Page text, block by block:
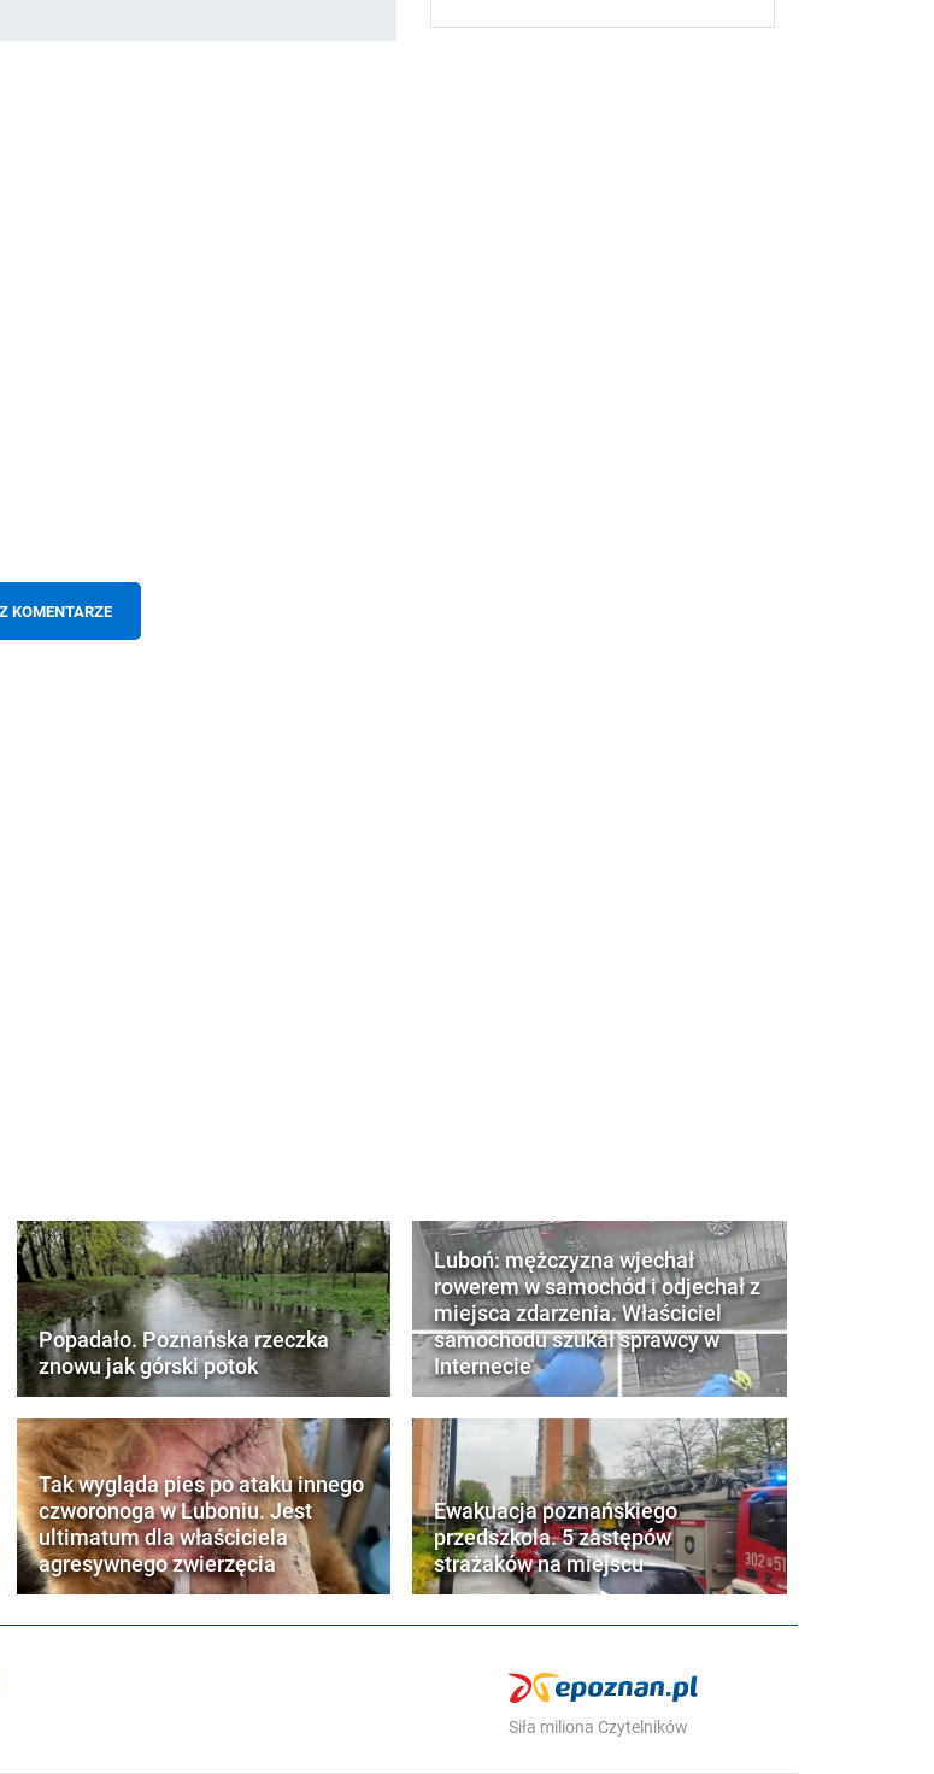
KOMENTARZE
Popadało. Poznańska rzeczka
znowu jak górski potok
Tak wygląda pies po ataku innego
czworonoga w Luboniu. Jest
ultimatum dla właściciela
agresywnego zwierzęcia
Luboń: mężczyzna wjechał
rowerem w samochód i odjechał z
miejsca zdarzenia. Właściciel
samochodu szukał sprawcy w
Internecie
Ewakuacja poznańskiego
przedszkola. 5 zastępów
strażaków na miejscu
Siła miliona Czytelników